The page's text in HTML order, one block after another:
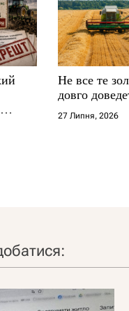
Не все те
довго
27 Липня, 2026